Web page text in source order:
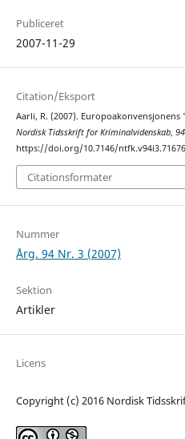
Publiceret
2007-11-29
Citation/Eksport
Aarli, R. (2007).
Nordisk Tidsskrift for Kriminalvidenskab, 94
https://doi.org/10.7146/ntfk.v94i3.71676
Citationsformater
Nummer
Årg. 94 Nr. 3 (2007)
Sektion
Artikler
Licens
Copyright (c) 2016 Nordisk